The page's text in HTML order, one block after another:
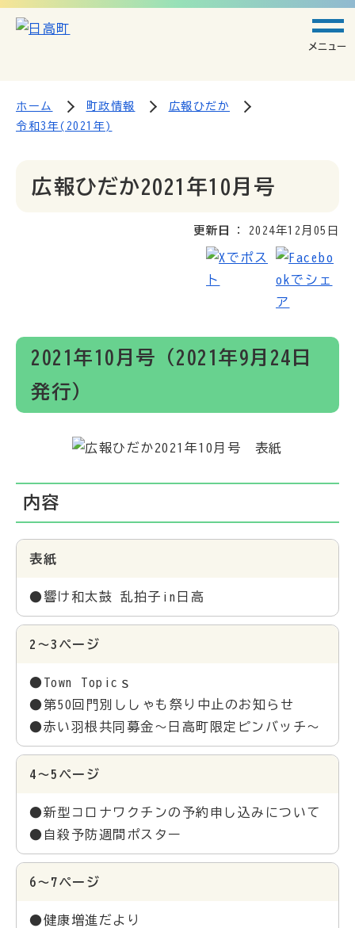
メニュー
ホーム 町政情報
広報ひだか
令和3年(2021年)
広報ひだか2021年10月号
更新日 2024年12月05日
2021年10月号（2021年9月24日
発行）
内容
表紙
●響け和太鼓 乱拍子in日高
2～3ページ
●Town Topicｓ
●第50回門別ししゃも祭り中止のお知らせ
●赤い羽根共同募金～日高町限定ピンバッチ～
4～5ページ
●新型コロナワクチンの予約申し込みについて
●自殺予防週間ポスター
6～7ページ
●健康増進だより